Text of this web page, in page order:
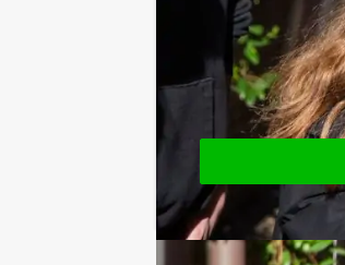
Reservering
Komen jullie niet
ook gewoon